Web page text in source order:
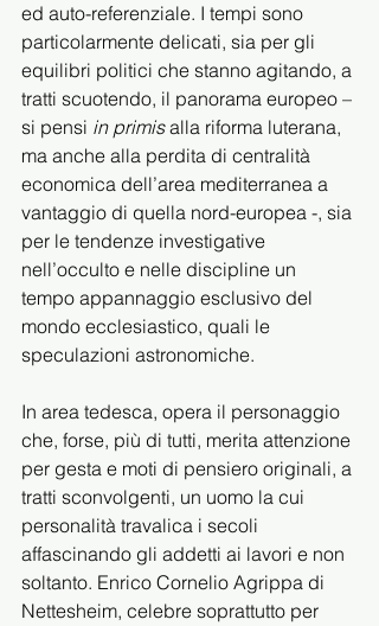
ed auto-referenziale. I tempi sono
particolarmente delicati, sia per gli
equilibri politici che stanno agitando, a
tratti scuotendo, il panorama europeo –
si pensi in primis alla riforma luterana,
ma anche alla perdita di centralità
economica dell’area mediterranea a
vantaggio di quella nord-europea -, sia
per le tendenze investigative
nell’occulto e nelle discipline un
tempo appannaggio esclusivo del
mondo ecclesiastico, quali le
speculazioni astronomiche.
In area tedesca, opera il personaggio
che, forse, più di tutti, merita attenzione
per gesta e moti di pensiero originali, a
tratti sconvolgenti, un uomo la cui
personalità travalica i secoli
affascinando gli addetti ai lavori e non
soltanto. Enrico Cornelio Agrippa di
Nettesheim, celebre soprattutto per